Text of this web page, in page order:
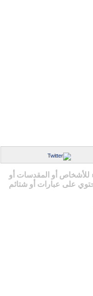
للأشخاص أو المقدسات أو
على عبارات أو شتائم